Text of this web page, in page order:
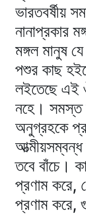
ভারতবর্ষীয়
নানাপ্রকার
মঙ্গল মানুষ
পশুর কাছ
লইতেছে এই
নহে। সমস্ত
অনুগ্রহকে
আত্মীয়সম্বন্ধ
তবে বাঁচে।
প্রণাম করে,
প্রণাম করে,